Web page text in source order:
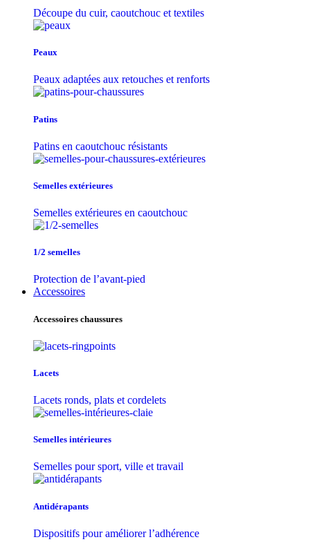
Découpe du cuir, caoutchouc et textiles
Peaux
Peaux adaptées aux retouches et renforts
Patins
Patins en caoutchouc résistants
Semelles extérieures
Semelles extérieures en caoutchouc
1/2 semelles
Protection de l’avant-pied
Accessoires
Accessoires chaussures
Lacets
Lacets ronds, plats et cordelets
Semelles intérieures
Semelles pour sport, ville et travail
Antidérapants
Dispositifs pour améliorer l’adhérence